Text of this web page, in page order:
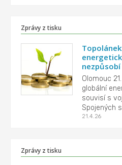
Zprávy z tisku
Olomouc
globální
souvisí s
Spojených
21.4.26
Zprávy z tisku